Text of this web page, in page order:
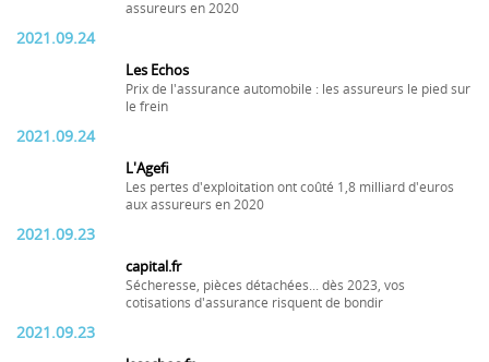
assureurs en 2020
2021.09.24
Les Echos
Prix de l'assurance automobile : les assureurs le pied sur
le frein
2021.09.24
L'Agefi
Les pertes d'exploitation ont coûté 1,8 milliard d'euros
aux assureurs en 2020
2021.09.23
capital.fr
Sécheresse, pièces détachées... dès 2023, vos
cotisations d'assurance risquent de bondir
2021.09.23